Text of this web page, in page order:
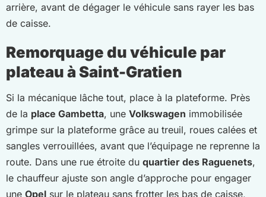
arrière, avant de dégager le véhicule sans rayer les bas
de caisse.
Remorquage du véhicule par
plateau à Saint-Gratien
Si la mécanique lâche tout, place à la plateforme. Près
de la place Gambetta, une Volkswagen immobilisée
grimpe sur la plateforme grâce au treuil, roues calées et
sangles verrouillées, avant que l’équipage ne reprenne la
route. Dans une rue étroite du quartier des Raguenets,
le chauffeur ajuste son angle d’approche pour engager
une Opel sur le plateau sans frotter les bas de caisse,